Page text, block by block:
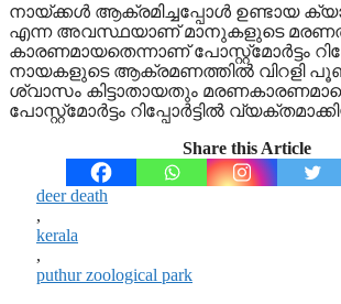
നായ്ക്കള്‍ ആക്രമിച്ചപ്പോള്‍ ഉണ്ടായ
എന്ന അവസ്ഥയാണ് മാനുകളുടെ
കാരണമായതെന്നാണ് പോസ്റ്റ്‌മോര്‍ട്ടം
നായകളുടെ ആക്രമണത്തില്‍ വിറളി
ശ്വാസം കിട്ടാതായതും
പോസ്റ്റ്‌മോര്‍ട്ടം റിപ്പോര്‍ട്ടില്‍
Share this Article
deer death
,
kerala
,
puthur zoological park